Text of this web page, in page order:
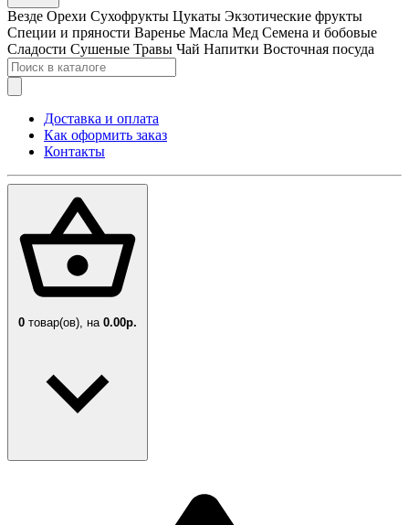
Везде Орехи Сухофрукты Цукаты Экзотические фрукты
Специи и пряности Варенье Масла Мед Семена и бобовые
Сладости Сушеные Травы Чай Напитки Восточная посуда
Доставка и оплата
Как оформить заказ
Контакты
0 товар(ов), на 0.00р.